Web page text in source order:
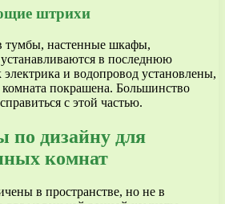
штрихи
тумбы, настенные шкафы,
в последнюю
электрика и водопровод установлены,
комната покрашена. Большинство
с этой частью.
по дизайну для
комнат
в пространстве, но не в